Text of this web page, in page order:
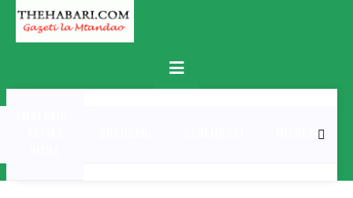
Skip
content
Primary
Menu
MICHEZO